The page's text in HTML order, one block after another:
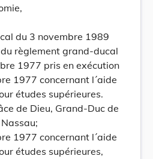
du 3 novembre 1989
règlement grand-ducal
1977 pris en exécution
1977 concernant l´aide
études supérieures.
de Dieu, Grand-Duc de
1977 concernant l´aide
études supérieures,